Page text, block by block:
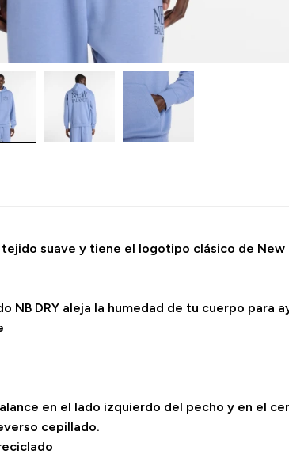
suave y tiene el logotipo clásico de New
NB DRY aleja la humedad de tu cuerpo para
en el lado izquierdo del pecho y en el
cepillado.